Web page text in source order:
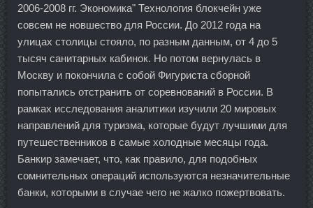
2006-2008 гг. Экономика" Технология блокчейн уже
совсем не новшество для России. До 2012 года на
улицах столицы стояло, по разным данным, от 4 до 5
тысяч санитарных кабинок. Но потом вернулась в
Москву и покончила с собой Фигуриста сборной
попытались отстранить от соревнований в России. В
рамках исследования аналитики изучили 20 мировых
направлений для туризма, которые будут лучшими для
путешественников в самые холодные месяцы года.
Банкир замечает, что, как правило, для подобных
сомнительных операций используются незначительные
банки, которыми в случае чего не жалко пожертвовать.